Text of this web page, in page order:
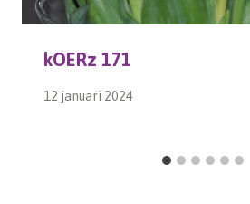
kOERz 171
12 januari 2024